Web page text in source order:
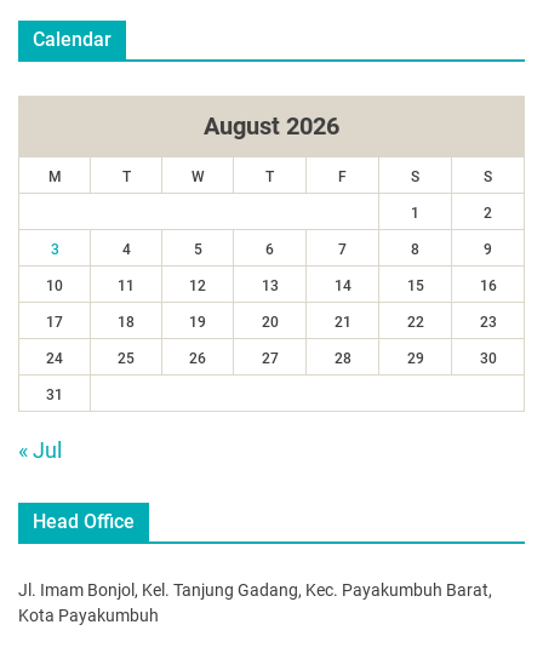
Calendar
August 2026
M T W T F S S
1 2
3 4 5 6 7 8 9
10 11 12 13 14 15 16
17 18 19 20 21 22 23
24 25 26 27 28 29 30
31
« Jul
Head Office
Jl. Imam Bonjol, Kel. Tanjung Gadang, Kec. Payakumbuh Barat,
Kota Payakumbuh